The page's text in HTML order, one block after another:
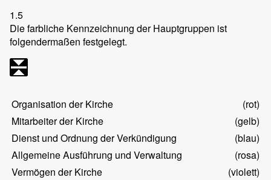
1.5
Die farbliche Kennzeichnung der Hauptgruppen ist
folgendermaßen festgelegt.
Organisation der Kirche
(rot)
Mitarbeiter der Kirche
(gelb)
Dienst und Ordnung der Verkündigung
(blau)
Allgemeine Ausführung und Verwaltung
(rosa)
Vermögen der Kirche
(violett)